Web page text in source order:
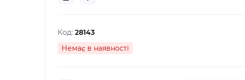
Код: 28143
Немає в наявності